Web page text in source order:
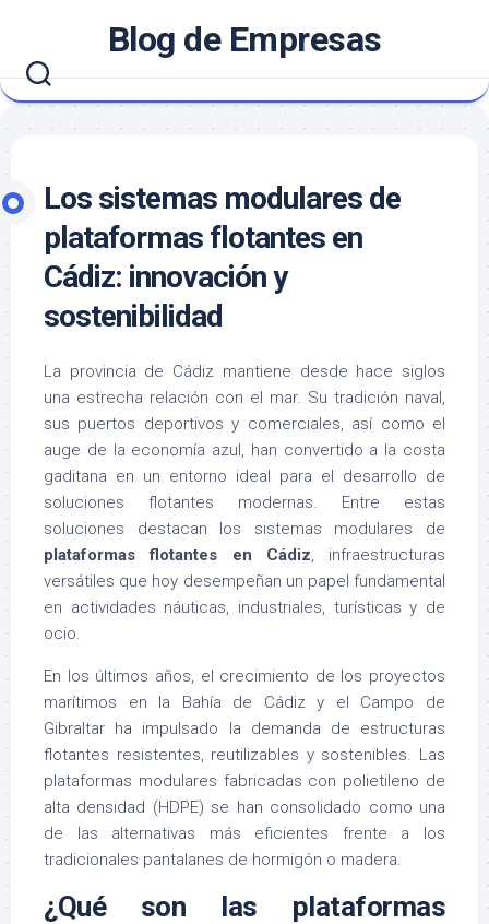
contenido
Blog de Empresas
Los sistemas modulares de
plataformas flotantes en
Cádiz: innovación y
sostenibilidad
La provincia de Cádiz mantiene desde hace siglos
una estrecha relación con el mar. Su tradición naval,
sus puertos deportivos y comerciales, así como el
auge de la economía azul, han convertido a la costa
gaditana en un entorno ideal para el desarrollo de
soluciones flotantes modernas. Entre estas
soluciones destacan los sistemas modulares de
plataformas flotantes en Cádiz, infraestructuras
versátiles que hoy desempeñan un papel fundamental
en actividades náuticas, industriales, turísticas y de
ocio.
En los últimos años, el crecimiento de los proyectos
marítimos en la Bahía de Cádiz y el Campo de
Gibraltar ha impulsado la demanda de estructuras
flotantes resistentes, reutilizables y sostenibles. Las
plataformas modulares fabricadas con polietileno de
alta densidad (HDPE) se han consolidado como una
de las alternativas más eficientes frente a los
tradicionales pantalanes de hormigón o madera.
¿Qué son las plataformas